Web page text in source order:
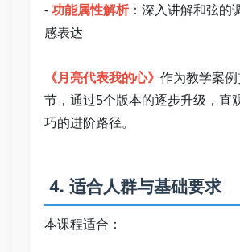
- 功能属性解析：深入讲解和弦的
感表达
《月亮代表我的心》 作为教学案
节，通过5个版本的逐步升级，直
巧的进阶路径。
4. 适合人群与基础要求
本课程适合：